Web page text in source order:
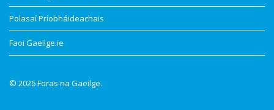
Polasaí Príobháideachais
Faoi Gaeilge.ie
© 2026 Foras na Gaeilge.